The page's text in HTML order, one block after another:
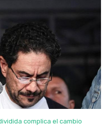
complica el cambio